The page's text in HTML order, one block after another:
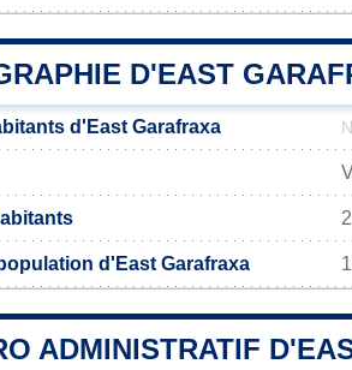
D'EAST
d'East Garafraxa
d'East Garafraxa
ADMINISTRATIF